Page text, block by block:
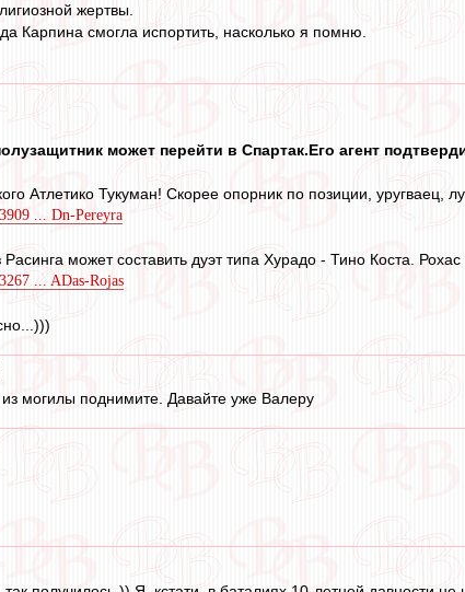
жертвы.
Карпина смогла испортить, насколько я помню.
может перейти в Спартак.Его агент
Атлетико Тукуман! Скорее опорник по позиции, уругваец,
... Dn-Pereyra
может составить дуэт типа Хурадо - Тино Коста.
... ADas-Rojas
могилы поднимите. Давайте уже Валеру